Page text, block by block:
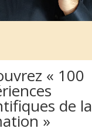
« 100
de la
»